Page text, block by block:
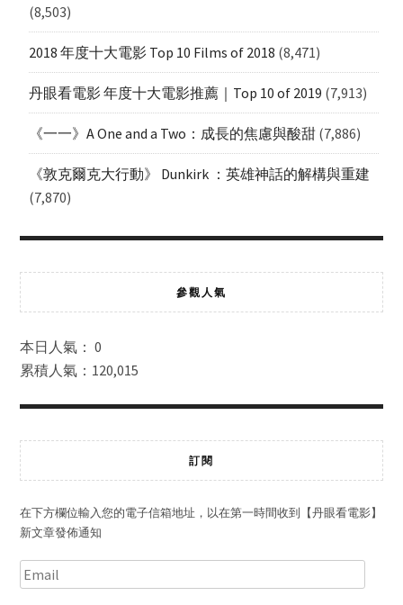
(8,503)
2018 年度十大電影 Top 10 Films of 2018 (8,471)
丹眼看電影 年度十大電影推薦｜Top 10 of 2019 (7,913)
《一一》A One and a Two：成長的焦慮與酸甜 (7,886)
《敦克爾克大行動》 Dunkirk ：英雄神話的解構與重建
(7,870)
參觀人氣
本日人氣： 0
累積人氣：120,015
訂閱
在下方欄位輸入您的電子信箱地址，以在第一時間收到【丹眼看電影】
新文章發佈通知